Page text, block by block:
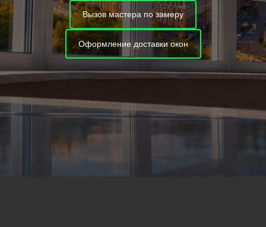
Вызов мастера по замеру
Оформление доставки окон